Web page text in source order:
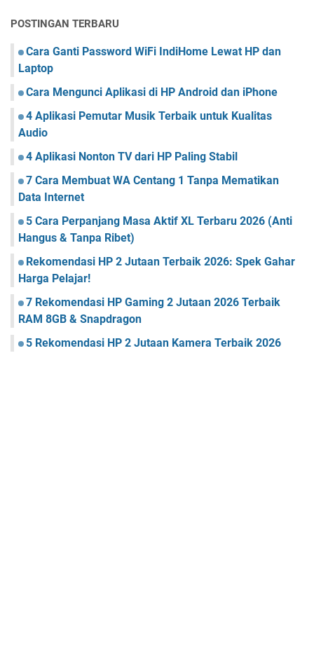
POSTINGAN TERBARU
Cara Ganti Password WiFi IndiHome Lewat HP dan
Laptop
Cara Mengunci Aplikasi di HP Android dan iPhone
4 Aplikasi Pemutar Musik Terbaik untuk Kualitas
Audio
4 Aplikasi Nonton TV dari HP Paling Stabil
7 Cara Membuat WA Centang 1 Tanpa Mematikan
Data Internet
5 Cara Perpanjang Masa Aktif XL Terbaru 2026 (Anti
Hangus & Tanpa Ribet)
Rekomendasi HP 2 Jutaan Terbaik 2026: Spek Gahar
Harga Pelajar!
7 Rekomendasi HP Gaming 2 Jutaan 2026 Terbaik
RAM 8GB & Snapdragon
5 Rekomendasi HP 2 Jutaan Kamera Terbaik 2026